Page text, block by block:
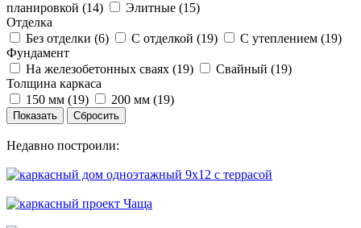
планировкой (14) Элитные (15)
Отделка
Без отделки (6) С отделкой (19) С утеплением (19)
Фундамент
На железобетонных сваях (19) Свайный (19)
Толщина каркаса
150 мм (19) 200 мм (19)
Недавно построили: